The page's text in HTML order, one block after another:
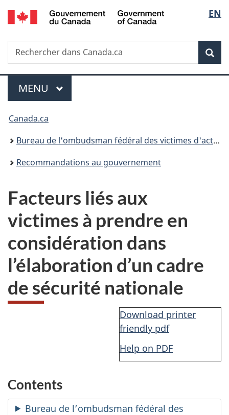
Passer
au
principal
Passer
à
Au
du
Passer
à
version
simplifiée
de
la
EN
Recherche
Rechercher
dans
Menu
MENU PRINCIPAL
Vous
êtes
ici :
Canada.ca
Bureau de l'ombudsman fédéral des victimes d'actes criminels
Recommandations au gouvernement
Facteurs liés aux
victimes à prendre en
considération dans
l’élaboration d’un cadre
de sécurité nationale
Download printer
friendly pdf
Help on PDF
Contents
Bureau de l’ombudsman fédéral des